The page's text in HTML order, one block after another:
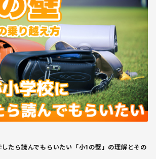
たら読んでもらいたい「小1の壁」の理解とその